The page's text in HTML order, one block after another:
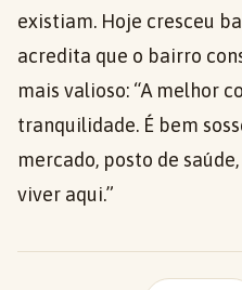
existiam. Hoje cresceu
acredita que o bairro
mais valioso: “A melhor
tranquilidade. É bem
mercado, posto de
viver aqui.”